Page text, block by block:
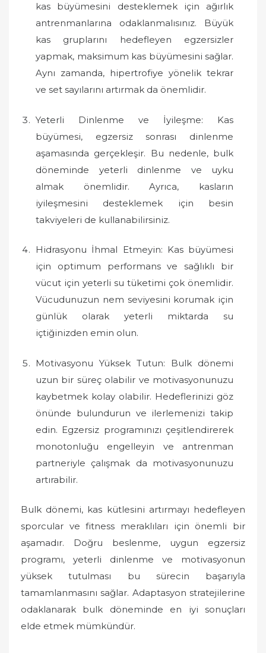
kas büyümesini desteklemek için ağırlık
antrenmanlarına odaklanmalısınız. Büyük
kas gruplarını hedefleyen egzersizler
yapmak, maksimum kas büyümesini sağlar.
Aynı zamanda, hipertrofiye yönelik tekrar
ve set sayılarını artırmak da önemlidir.
Yeterli Dinlenme ve İyileşme: Kas
büyümesi, egzersiz sonrası dinlenme
aşamasında gerçekleşir. Bu nedenle, bulk
döneminde yeterli dinlenme ve uyku
almak önemlidir. Ayrıca, kasların
iyileşmesini desteklemek için besin
takviyeleri de kullanabilirsiniz.
Hidrasyonu İhmal Etmeyin: Kas büyümesi
için optimum performans ve sağlıklı bir
vücut için yeterli su tüketimi çok önemlidir.
Vücudunuzun nem seviyesini korumak için
günlük olarak yeterli miktarda su
içtiğinizden emin olun.
Motivasyonu Yüksek Tutun: Bulk dönemi
uzun bir süreç olabilir ve motivasyonunuzu
kaybetmek kolay olabilir. Hedeflerinizi göz
önünde bulundurun ve ilerlemenizi takip
edin. Egzersiz programınızı çeşitlendirerek
monotonluğu engelleyin ve antrenman
partneriyle çalışmak da motivasyonunuzu
artırabilir.
Bulk dönemi, kas kütlesini artırmayı hedefleyen
sporcular ve fitness meraklıları için önemli bir
aşamadır. Doğru beslenme, uygun egzersiz
programı, yeterli dinlenme ve motivasyonun
yüksek tutulması bu sürecin başarıyla
tamamlanmasını sağlar. Adaptasyon stratejilerine
odaklanarak bulk döneminde en iyi sonuçları
elde etmek mümkündür.